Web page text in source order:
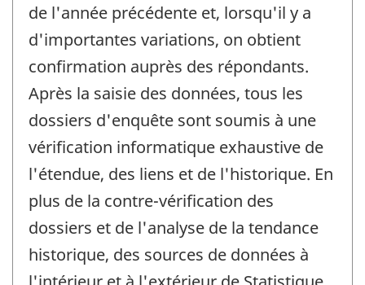
de l'année précédente et, lorsqu'il y a
d'importantes variations, on obtient
confirmation auprès des répondants.
Après la saisie des données, tous les
dossiers d'enquête sont soumis à une
vérification informatique exhaustive de
l'étendue, des liens et de l'historique. En
plus de la contre-vérification des
dossiers et de l'analyse de la tendance
historique, des sources de données à